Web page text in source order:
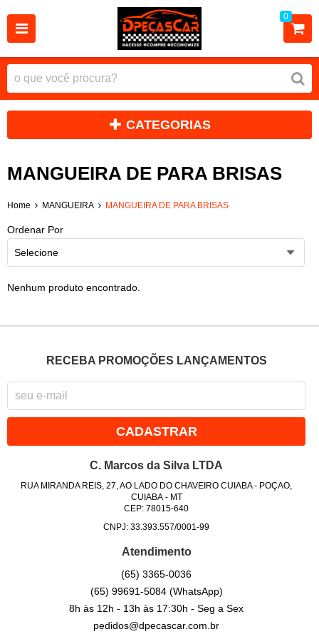
0
CATEGORIAS
MANGUEIRA DE PARA BRISAS
Home MANGUEIRA MANGUEIRA DE PARA BRISAS
Ordenar Por
Selecione
Nenhum produto encontrado.
RECEBA PROMOÇÕES LANÇAMENTOS
CADASTRAR
C. Marcos da Silva LTDA
RUA MIRANDA REIS, 27, AO LADO DO CHAVEIRO CUIABA- POÇAO,
CUIABA- MT
CEP: 78015-640
CNPJ: 33.393.557/0001-99
Atendimento
(65) 3365-0036
(65) 99691-5084 (WhatsApp)
8h às 12h - 13h às 17:30h - Seg a Sex
pedidos@dpecascar.com.br